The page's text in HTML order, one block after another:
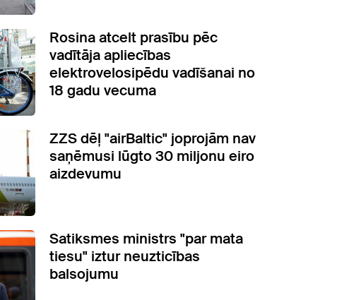
Rosina atcelt prasību pēc
vadītāja apliecības
elektrovelosipēdu vadīšanai no
18 gadu vecuma
ZZS dēļ "airBaltic" joprojām nav
saņēmusi lūgto 30 miljonu eiro
aizdevumu
Satiksmes ministrs "par mata
tiesu" iztur neuzticības
balsojumu